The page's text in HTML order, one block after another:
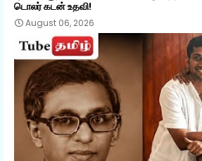
டொலர் கடன் உதவி!
August 06, 2026